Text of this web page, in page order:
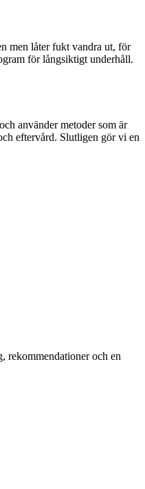
men låter fukt vandra ut, för
för långsiktigt underhåll.
använder metoder som är
eftervård. Slutligen gör vi en
rekommendationer och en